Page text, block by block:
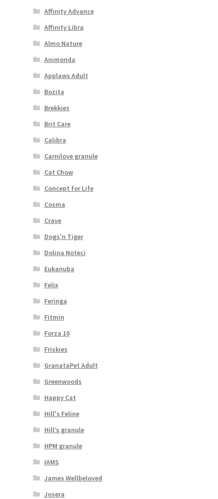
Affinity Advance
Affinity Libra
Almo Nature
Animonda
Applaws Adult
Bozita
Brekkies
Brit Care
Calibra
Carnilove granule
Cat Chow
Concept for Life
Cosma
Crave
Dogs'n Tiger
Dolina Noteci
Eukanuba
Felix
Feringa
Fitmin
Forza 10
Friskies
GranataPet Adult
Greenwoods
Happy Cat
Hill's Feline
Hill’s granule
HPM granule
IAMS
James Wellbeloved
Josera